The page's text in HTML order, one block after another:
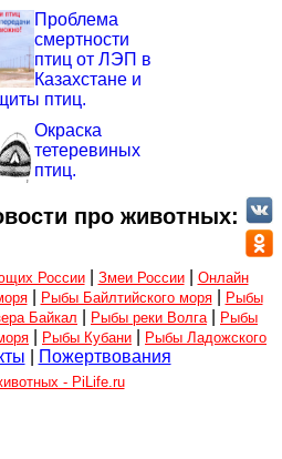
Проблема
смертности
птиц от ЛЭП в
Казахстане и
птиц.
Окраска
тетеревиных
птиц.
про животных:
России| Змеи России| Онлайн
| Рыбы Байлтийского моря|
Рыбы
Байкал Рыбы реки Волга
Рыбы
Рыбы Кубани
Рыбы Ладожского
Пожертвования
- PiLife.ru